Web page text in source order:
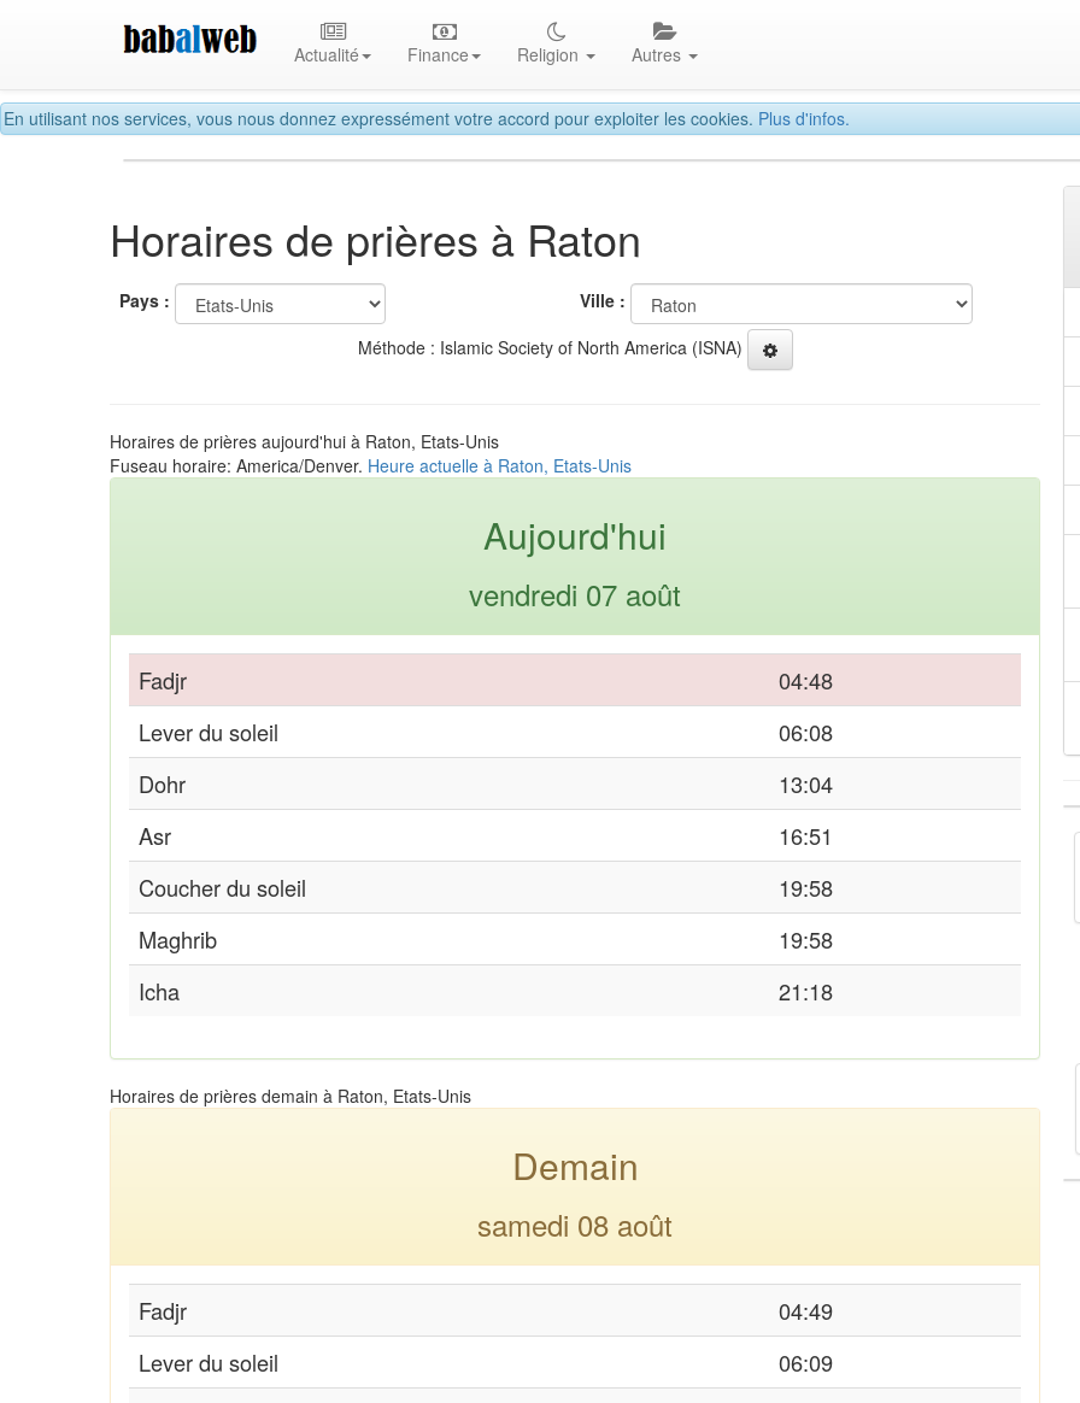
En utilisant nos services, vous nous donnez expressément votre accord pour exploiter les cookies. Plus d'infos.
Actualité Finance Religion Autres
Horaires de prières à Raton
Pays :
Ville :
Méthode : Islamic Society of North America (ISNA)
Horaires de prières aujourd'hui à Raton, Etats-Unis
Fuseau horaire: America/Denver. Heure actuelle à Raton, Etats-Unis
Aujourd'hui
vendredi 07 août
Fadjr
04:48
Lever du soleil
06:08
Dohr
13:04
Asr
16:51
Coucher du soleil
19:58
Maghrib
19:58
Icha
21:18
Horaires de prières demain à Raton, Etats-Unis
Demain
samedi 08 août
Fadjr
04:49
Lever du soleil
06:09